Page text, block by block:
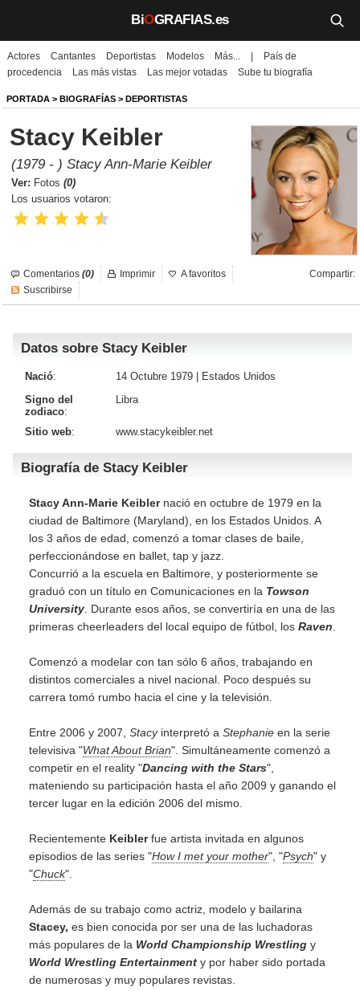
BiOGRAFIAS.es
Biografías
Películas
TV
Música
Un día como hoy
Galerías
Iniciar sesión
Actores Cantantes Deportistas Modelos Más...
País de
procedencia
Las más vistas Las mejor votadas Sube tu biografía
PORTADA > BIOGRAFÍAS > DEPORTISTAS
Stacy Keibler
(1979 - ) Stacy Ann-Marie Keibler
Ver: Fotos (0)
Los usuarios votaron:
Comentarios (0) Compartir:
Imprimir
A favoritos
Suscribirse
Datos sobre Stacy Keibler
Nació: 14 Octubre 1979 |
Estados Unidos
Signo del
zodiaco:
Libra
Sitio web: www.stacykeibler.net
Biografía de Stacy Keibler
Stacy Ann-Marie Keiblernació en octubre de 1979 en la
ciudad de Baltimore (Maryland), en los Estados Unidos. A
los 3 años de edad, comenzó a tomar clases de baile,
perfeccionándose en ballet, tap y jazz.
Concurrió a la escuela en Baltimore, y posteriormente se
graduó con un título en Comunicaciones en la Towson
University . Durante esos años, se convertiría en una de las
primeras cheerleaders del local equipo de fútbol, los Raven
Comenzó a modelar con tan sólo 6 años, trabajando en
distintos comerciales a nivel nacional. Poco después su
carrera tomó rumbo hacia el cine y la televisión.
Entre 2006 y 2007, Stacy interpretó a Stephanie en la serie
televisiva "What About Brian". Simultáneamente comenzó a
competir en el reality "Dancing with the Stars",
mateniendo su participación hasta el año 2009 y ganando el
tercer lugar en la edición 2006 del mismo.
Recientemente Keiblerfue artista invitada en algunos
episodios de las series "How I met your mother", "Psych" y
"Chuck".
Además de su trabajo como actriz, modelo y bailarina
Stacey, es bien conocida por ser una de las luchadoras
más populares de la World Championship Wrestling y
World Wrestling Entertainment y por haber sido portada
de numerosas y muy populares revistas.